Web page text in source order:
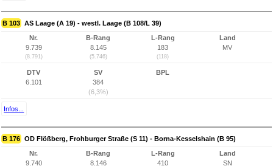
B 103 AS Laage (A 19) - westl. Laage (B 108/L 39)
Nr.
9.739
(8.791)
B-Rang
8.145
(5.746)
L-Rang
183
(118)
Land
MV
DTV
6.101
SV
384
(6,3%)
BPL
Infos...
B 176 OD Flößberg, Frohburger Straße (S 11) - Borna-Kesselshain (B 95)
Nr.
9.740
B-Rang
8.146
L-Rang
410
Land
SN